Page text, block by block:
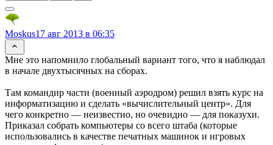
Moskus17 авг 2013 в 06:35
Мне это напомнило глобальный вариант того, что я наблюдал
в начале двухтысячных на сборах.
Там командир части (военный аэродром) решил взять курс на
информатизацию и сделать «вычислительный центр». Для
чего конкретно — неизвестно, но очевидно — для показухи.
Приказал собрать компьютеры со всего штаба (которые
использовались в качестве печатных машинок и игровых